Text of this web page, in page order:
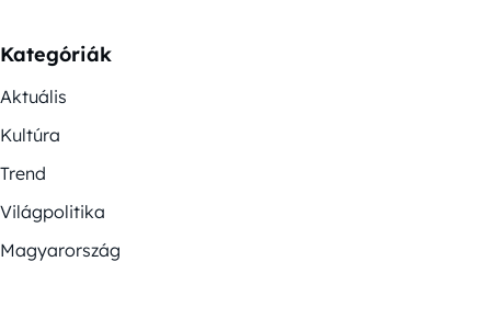
Kategóriák
Aktuális
Kultúra
Trend
Világpolitika
Magyarország